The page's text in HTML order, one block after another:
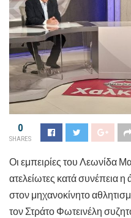
0
SHARES
Οι εμπειρίες του Λεωνίδα
ατελείωτες κατά συνέπεια η
στον μηχανοκίνητο
τον Στράτο Φωτεινέλη